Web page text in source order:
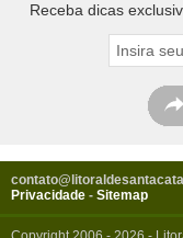
Receba dicas
Privacidade - Sitemap